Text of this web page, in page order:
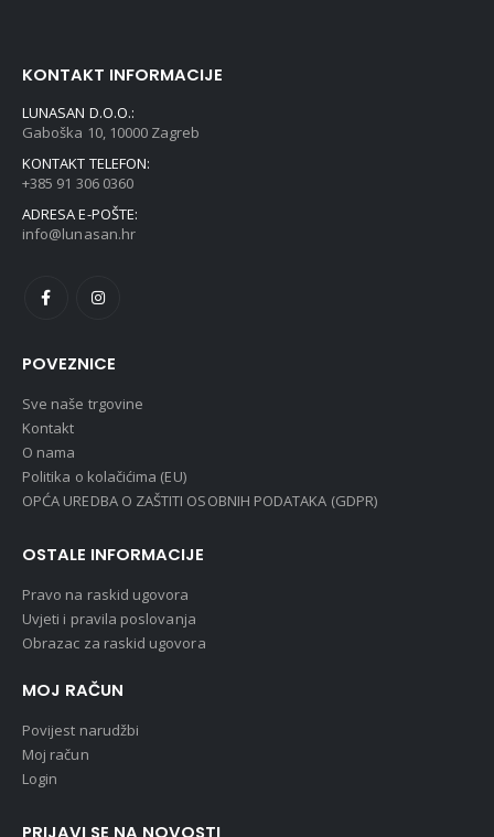
KONTAKT INFORMACIJE
LUNASAN D.O.O.:
Gaboška 10, 10000 Zagreb
KONTAKT TELEFON:
+385 91 306 0360
ADRESA E-POŠTE:
info@lunasan.hr
POVEZNICE
Sve naše trgovine
Kontakt
O nama
Politika o kolačićima (EU)
OPĆA UREDBA O ZAŠTITI OSOBNIH PODATAKA (GDPR)
OSTALE INFORMACIJE
Pravo na raskid ugovora
Uvjeti i pravila poslovanja
Obrazac za raskid ugovora
MOJ RAČUN
Povijest narudžbi
Moj račun
Login
PRIJAVI SE NA NOVOSTI